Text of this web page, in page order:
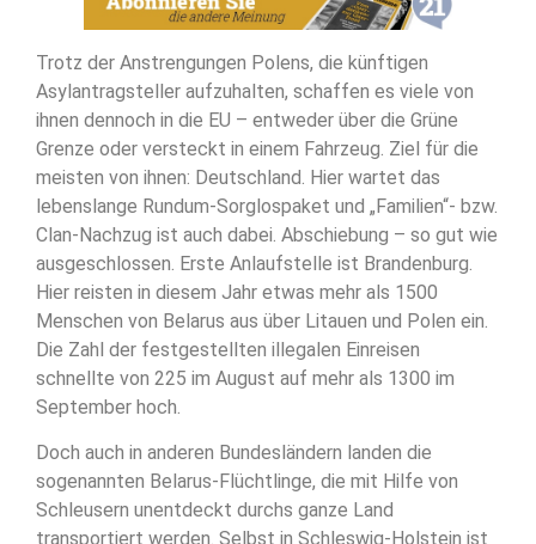
Trotz der Anstrengungen Polens, die künftigen
Asylantragsteller aufzuhalten, schaffen es viele von
ihnen dennoch in die EU – entweder über die Grüne
Grenze oder versteckt in einem Fahrzeug. Ziel für die
meisten von ihnen: Deutschland. Hier wartet das
lebenslange Rundum-Sorglospaket und „Familien“- bzw.
Clan-Nachzug ist auch dabei. Abschiebung – so gut wie
ausgeschlossen. Erste Anlaufstelle ist Brandenburg.
Hier reisten in diesem Jahr etwas mehr als 1500
Menschen von Belarus aus über Litauen und Polen ein.
Die Zahl der festgestellten illegalen Einreisen
schnellte von 225 im August auf mehr als 1300 im
September hoch.
Doch auch in anderen Bundesländern landen die
sogenannten Belarus-Flüchtlinge, die mit Hilfe von
Schleusern unentdeckt durchs ganze Land
transportiert werden. Selbst in Schleswig-Holstein ist